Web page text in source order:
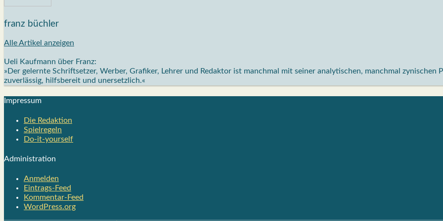
franz büchler
Alle Artikel anzeigen
Ueli Kaufmann über Franz:
»Der gelernte Schriftsetzer, Werber, Grafiker, Lehrer und Redaktor ist manchmal mit seiner analytischen, manchmal
zuverlässig, hilfsbereit und unersetzlich.«
Impres­sum
Die Redak­ti­on
Spiel­re­geln
Do-it-your­s­elf
Admi­nis­tra­ti­on
Anmelden
Eintrags-Feed
Kommentar-Feed
WordPress.org